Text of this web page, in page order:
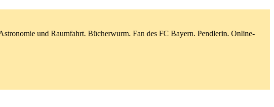
und Raumfahrt. Bücherwurm. Fan des FC Bayern. Pendlerin. Online-